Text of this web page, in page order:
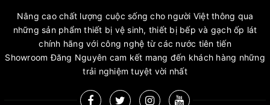
Nâng cao chất lượng cuộc sống cho người Việt thông qua
những sản phẩm thiết bị vệ sinh, thiết bị bếp và gạch ốp lát
chính hãng với công nghệ từ các nước tiên tiến
Showroom Đăng Nguyên cam kết mang đến khách hàng những
trải nghiệm tuyệt vời nhất